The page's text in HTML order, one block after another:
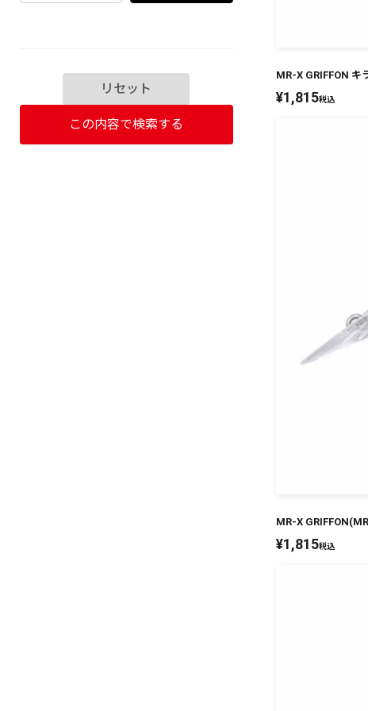
リセット
この内容で検索する
MR-X GRIFFON キ
¥1,815税込
MR-X
¥1,815税込